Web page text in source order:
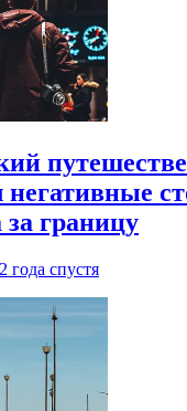
негативные
за границу
2 года спустя